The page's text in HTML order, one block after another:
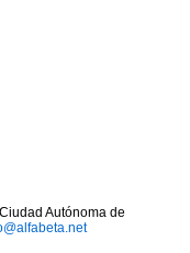
Autónoma de